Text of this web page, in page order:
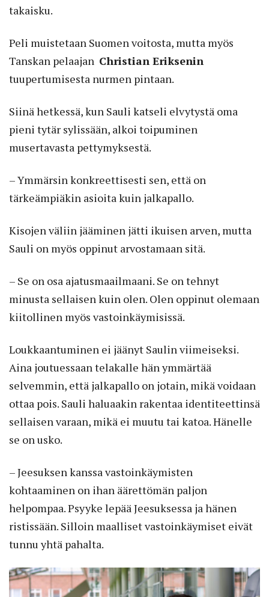
takaisku.
Peli muistetaan Suomen voitosta, mutta myös
Tanskan pelaajan Christian Eriksenin
tuupertumisesta nurmen pintaan.
Siinä hetkessä, kun Sauli katseli elvytystä oma
pieni tytär sylissään, alkoi toipuminen
musertavasta pettymyksestä.
– Ymmärsin konkreettisesti sen, että on
tärkeämpiäkin asioita kuin jalkapallo.
Kisojen väliin jääminen jätti ikuisen arven, mutta
Sauli on myös oppinut arvostamaan sitä.
– Se on osa ajatusmaailmaani. Se on tehnyt
minusta sellaisen kuin olen. Olen oppinut olemaan
kiitollinen myös vastoinkäymisissä.
Loukkaantuminen ei jäänyt Saulin viimeiseksi.
Aina joutuessaan telakalle hän ymmärtää
selvemmin, että jalkapallo on jotain, mikä voidaan
ottaa pois. Sauli haluaakin rakentaa identiteettinsä
sellaisen varaan, mikä ei muutu tai katoa. Hänelle
se on usko.
– Jeesuksen kanssa vastoinkäymisten
kohtaaminen on ihan äärettömän paljon
helpompaa. Psyyke lepää Jeesuksessa ja hänen
ristissään. Silloin maalliset vastoinkäymiset eivät
tunnu yhtä pahalta.